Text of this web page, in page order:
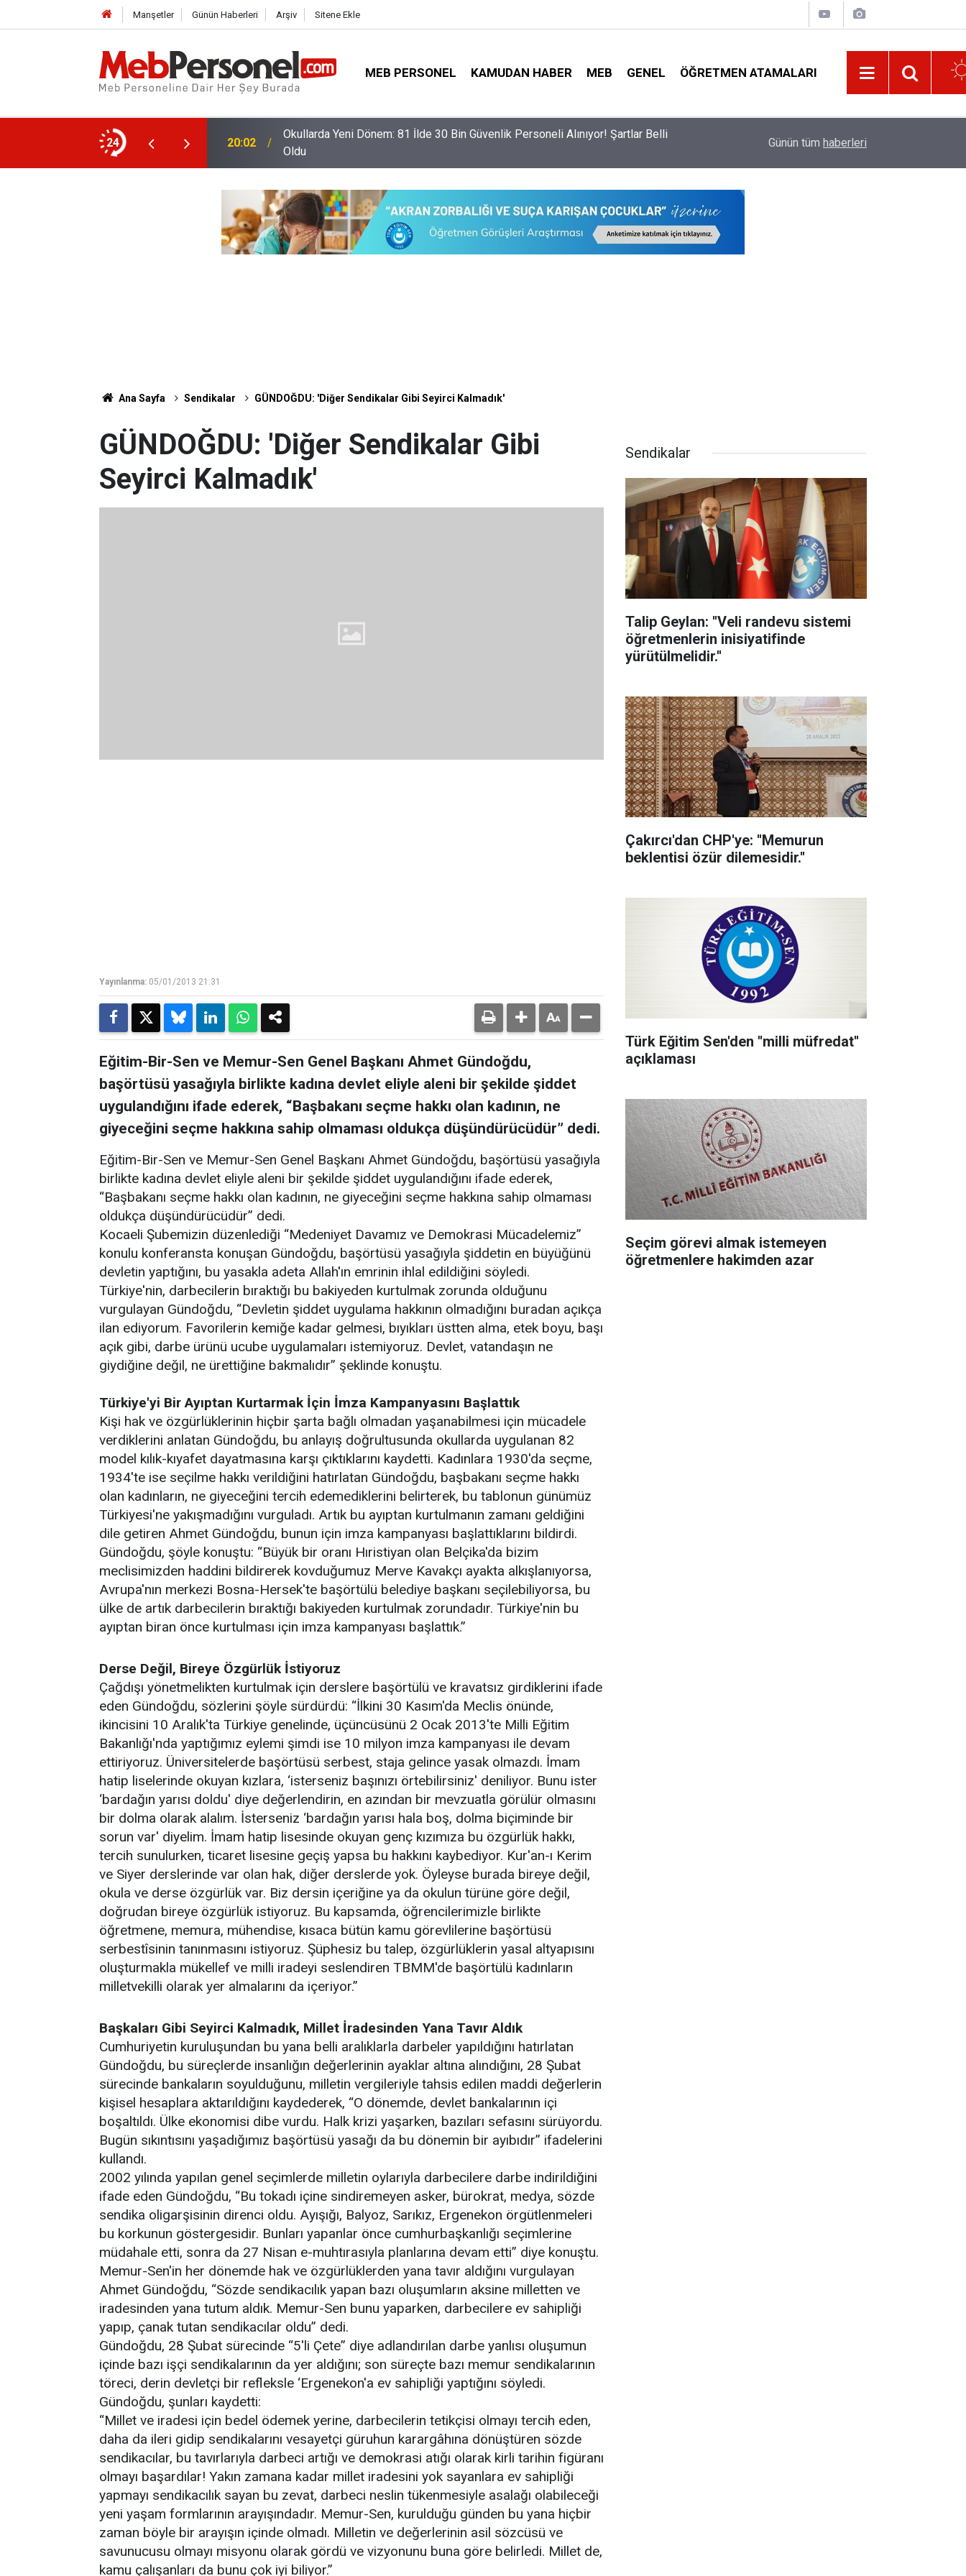
Manşetler Günün Haberleri Arşiv Sitene Ekle
MEB PERSONEL KAMUDAN HABER MEB GENEL ÖĞRETMEN ATAMALARI
24 20:02
Okullarda Yeni Dönem: 81 İlde 30 Bin Güvenlik Personeli Alınıyor! Şartlar Belli
Oldu
Norm Çizelgesi
Günün tüm haberleri
Ana Sayfa Sendikalar GÜNDOĞDU: 'Diğer Sendikalar Gibi Seyirci Kalmadık'
GÜNDOĞDU: 'Diğer Sendikalar Gibi
Seyirci Kalmadık'
Yayınlanma: 05/01/2013 21:31
Eğitim-Bir-Sen ve Memur-Sen Genel Başkanı Ahmet Gündoğdu,
başörtüsü yasağıyla birlikte kadına devlet eliyle aleni bir şekilde şiddet
uygulandığını ifade ederek, “Başbakanı seçme hakkı olan kadının, ne
giyeceğini seçme hakkına sahip olmaması oldukça düşündürücüdür” dedi.
Eğitim-Bir-Sen ve Memur-Sen Genel Başkanı Ahmet Gündoğdu, başörtüsü yasağıyla
birlikte kadına devlet eliyle aleni bir şekilde şiddet uygulandığını ifade ederek,
“Başbakanı seçme hakkı olan kadının, ne giyeceğini seçme hakkına sahip olmaması
oldukça düşündürücüdür” dedi.
Kocaeli Şubemizin düzenlediği “Medeniyet Davamız ve Demokrasi Mücadelemiz”
konulu konferansta konuşan Gündoğdu, başörtüsü yasağıyla şiddetin en büyüğünü
devletin yaptığını, bu yasakla adeta Allah'ın emrinin ihlal edildiğini söyledi.
Türkiye'nin, darbecilerin bıraktığı bu bakiyeden kurtulmak zorunda olduğunu
vurgulayan Gündoğdu, “Devletin şiddet uygulama hakkının olmadığını buradan açıkça
ilan ediyorum. Favorilerin kemiğe kadar gelmesi, bıyıkları üstten alma, etek boyu, başı
açık gibi, darbe ürünü ucube uygulamaları istemiyoruz. Devlet, vatandaşın ne
giydiğine değil, ne ürettiğine bakmalıdır” şeklinde konuştu.
Türkiye'yi Bir Ayıptan Kurtarmak İçin İmza Kampanyasını Başlattık
Kişi hak ve özgürlüklerinin hiçbir şarta bağlı olmadan yaşanabilmesi için mücadele
verdiklerini anlatan Gündoğdu, bu anlayış doğrultusunda okullarda uygulanan 82
model kılık-kıyafet dayatmasına karşı çıktıklarını kaydetti. Kadınlara 1930'da seçme,
1934'te ise seçilme hakkı verildiğini hatırlatan Gündoğdu, başbakanı seçme hakkı
olan kadınların, ne giyeceğini tercih edemediklerini belirterek, bu tablonun günümüz
Türkiyesi'ne yakışmadığını vurguladı. Artık bu ayıptan kurtulmanın zamanı geldiğini
dile getiren Ahmet Gündoğdu, bunun için imza kampanyası başlattıklarını bildirdi.
Gündoğdu, şöyle konuştu: “Büyük bir oranı Hıristiyan olan Belçika'da bizim
meclisimizden haddini bildirerek kovduğumuz Merve Kavakçı ayakta alkışlanıyorsa,
Avrupa'nın merkezi Bosna-Hersek'te başörtülü belediye başkanı seçilebiliyorsa, bu
ülke de artık darbecilerin bıraktığı bakiyeden kurtulmak zorundadır. Türkiye'nin bu
ayıptan biran önce kurtulması için imza kampanyası başlattık.”
Derse Değil, Bireye Özgürlük İstiyoruz
Çağdışı yönetmelikten kurtulmak için derslere başörtülü ve kravatsız girdiklerini ifade
eden Gündoğdu, sözlerini şöyle sürdürdü: “İlkini 30 Kasım'da Meclis önünde,
ikincisini 10 Aralık'ta Türkiye genelinde, üçüncüsünü 2 Ocak 2013'te Milli Eğitim
Bakanlığı'nda yaptığımız eylemi şimdi ise 10 milyon imza kampanyası ile devam
ettiriyoruz. Üniversitelerde başörtüsü serbest, staja gelince yasak olmazdı. İmam
hatip liselerinde okuyan kızlara, ‘isterseniz başınızı örtebilirsiniz' deniliyor. Bunu ister
‘bardağın yarısı doldu' diye değerlendirin, en azından bir mevzuatla görülür olmasını
bir dolma olarak alalım. İsterseniz ‘bardağın yarısı hala boş, dolma biçiminde bir
sorun var' diyelim. İmam hatip lisesinde okuyan genç kızımıza bu özgürlük hakkı,
tercih sunulurken, ticaret lisesine geçiş yapsa bu hakkını kaybediyor. Kur'an-ı Kerim
ve Siyer derslerinde var olan hak, diğer derslerde yok. Öyleyse burada bireye değil,
okula ve derse özgürlük var. Biz dersin içeriğine ya da okulun türüne göre değil,
doğrudan bireye özgürlük istiyoruz. Bu kapsamda, öğrencilerimizle birlikte
öğretmene, memura, mühendise, kısaca bütün kamu görevlilerine başörtüsü
serbestîsinin tanınmasını istiyoruz. Şüphesiz bu talep, özgürlüklerin yasal altyapısını
oluşturmakla mükellef ve milli iradeyi seslendiren TBMM'de başörtülü kadınların
milletvekilli olarak yer almalarını da içeriyor.”
Başkaları Gibi Seyirci Kalmadık, Millet İradesinden Yana Tavır Aldık
Cumhuriyetin kuruluşundan bu yana belli aralıklarla darbeler yapıldığını hatırlatan
Gündoğdu, bu süreçlerde insanlığın değerlerinin ayaklar altına alındığını, 28 Şubat
sürecinde bankaların soyulduğunu, milletin vergileriyle tahsis edilen maddi değerlerin
kişisel hesaplara aktarıldığını kaydederek, “O dönemde, devlet bankalarının içi
boşaltıldı. Ülke ekonomisi dibe vurdu. Halk krizi yaşarken, bazıları sefasını sürüyordu.
Bugün sıkıntısını yaşadığımız başörtüsü yasağı da bu dönemin bir ayıbıdır” ifadelerini
kullandı.
2002 yılında yapılan genel seçimlerde milletin oylarıyla darbecilere darbe indirildiğini
ifade eden Gündoğdu, “Bu tokadı içine sindiremeyen asker, bürokrat, medya, sözde
sendika oligarşisinin direnci oldu. Ayışığı, Balyoz, Sarıkız, Ergenekon örgütlenmeleri
bu korkunun göstergesidir. Bunları yapanlar önce cumhurbaşkanlığı seçimlerine
müdahale etti, sonra da 27 Nisan e-muhtırasıyla planlarına devam etti” diye konuştu.
Memur-Sen'in her dönemde hak ve özgürlüklerden yana tavır aldığını vurgulayan
Ahmet Gündoğdu, “Sözde sendikacılık yapan bazı oluşumların aksine milletten ve
iradesinden yana tutum aldık. Memur-Sen bunu yaparken, darbecilere ev sahipliği
yapıp, çanak tutan sendikacılar oldu” dedi.
Gündoğdu, 28 Şubat sürecinde “5'li Çete” diye adlandırılan darbe yanlısı oluşumun
içinde bazı işçi sendikalarının da yer aldığını; son süreçte bazı memur sendikalarının
töreci, derin devletçi bir refleksle ‘Ergenekon'a ev sahipliği yaptığını söyledi.
Gündoğdu, şunları kaydetti:
“Millet ve iradesi için bedel ödemek yerine, darbecilerin tetikçisi olmayı tercih eden,
daha da ileri gidip sendikalarını vesayetçi güruhun karargâhına dönüştüren sözde
sendikacılar, bu tavırlarıyla darbeci artığı ve demokrasi atığı olarak kirli tarihin figüranı
olmayı başardılar! Yakın zamana kadar millet iradesini yok sayanlara ev sahipliği
yapmayı sendikacılık sayan bu zevat, darbeci neslin tükenmesiyle asalağı olabileceği
yeni yaşam formlarının arayışındadır. Memur-Sen, kurulduğu günden bu yana hiçbir
zaman böyle bir arayışın içinde olmadı. Milletin ve değerlerinin asil sözcüsü ve
savunucusu olmayı misyonu olarak gördü ve vizyonunu buna göre belirledi. Millet de,
kamu çalışanları da bunu çok iyi biliyor.”
Sendikalar
Talip Geylan: ''Veli randevu sistemi
öğretmenlerin inisiyatifinde
yürütülmelidir.''
Çakırcı'dan CHP'ye: ''Memurun
beklentisi özür dilemesidir.''
Türk Eğitim Sen'den ''milli müfredat''
açıklaması
Seçim görevi almak istemeyen
öğretmenlere hakimden azar